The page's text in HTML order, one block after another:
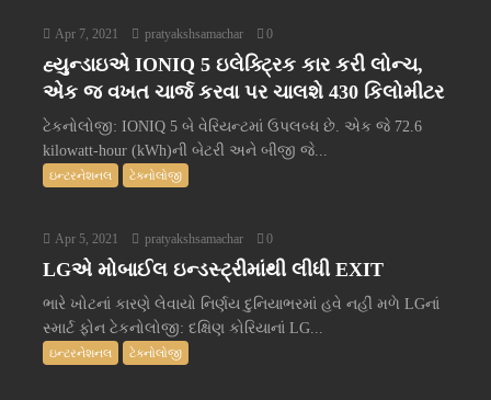
Apr 7, 2021 pratyakshsamachar 0
હ્યુન્ડાઇએ IONIQ 5 ઇલેક્ટ્રિક કાર કરી લોન્ચ,
એક જ વખત ચાર્જ કરવા પર ચાલશે 430 કિલોમીટર
ટેકનોલોજી: IONIQ 5 બે વેરિયન્ટમાં ઉપલબ્ધ છે. એક જે 72.6
kilowatt-hour (kWh)ની બેટરી અને બીજી જે...
ઇન્ટરનેશનલ ટેક્નોલોજી
Apr 5, 2021 pratyakshsamachar 0
LGએ મોબાઈલ ઇન્ડસ્ટ્રીમાંથી લીધી EXIT
ભારે ખોટનાં કારણે લેવાયો નિર્ણય દુનિયાભરમાં હવે નહીં મળે LGનાં
સ્માર્ટ ફોન ટેકનોલોજી: દક્ષિણ કોરિયાનાં LG...
ઇન્ટરનેશનલ ટેક્નોલોજી